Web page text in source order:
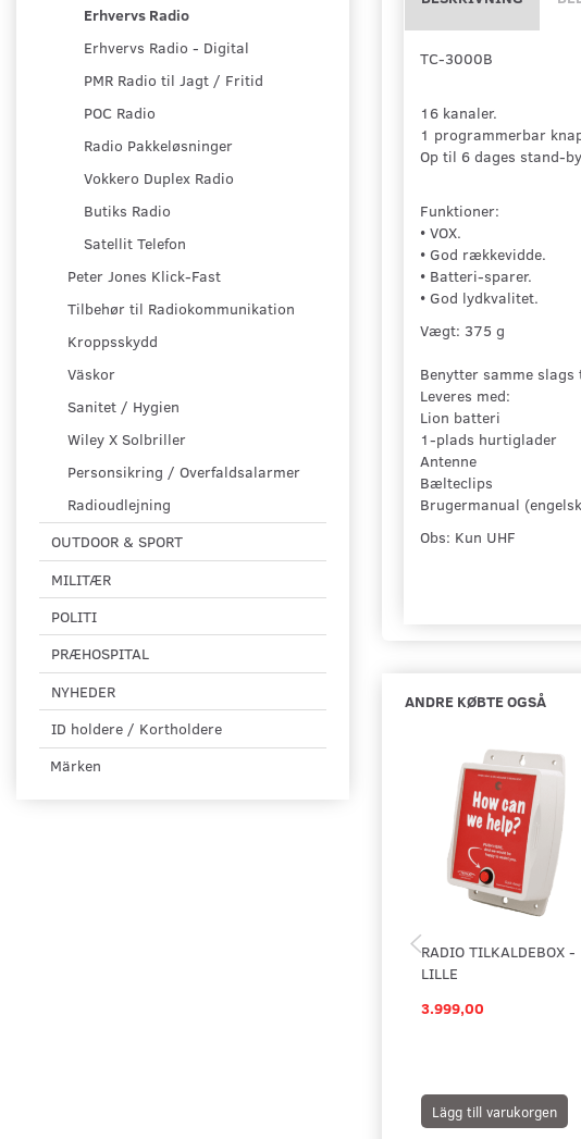
Erhvervs Radio
Erhvervs Radio - Digital
PMR Radio til Jagt / Fritid
POC Radio
Radio Pakkeløsninger
Vokkero Duplex Radio
Butiks Radio
Satellit Telefon
Peter Jones Klick-Fast
Tilbehør til Radiokommunikation
Kroppsskydd
Väskor
Sanitet / Hygien
Wiley X Solbriller
Personsikring / Overfaldsalarmer
Radioudlejning
OUTDOOR & SPORT
MILITÆR
POLITI
PRÆHOSPITAL
NYHEDER
ID holdere / Kortholdere
Märken
TC-3000B
16 kanaler.
1 programmerbar
Op til 6 dages stand-
Funktioner:
• VOX.
• God rækkevidde.
• Batteri-sparer.
• God lydkvalitet.
Vægt: 375 g
Benytter samme
Leveres med:
Lion batteri
1-plads hurtiglader
Antenne
Bælteclips
Brugermanual
Obs: Kun UHF
ANDRE KØBTE OGSÅ
RADIO TILKALDEBOX -
LILLE
3.999,00
Lägg till varukorgen